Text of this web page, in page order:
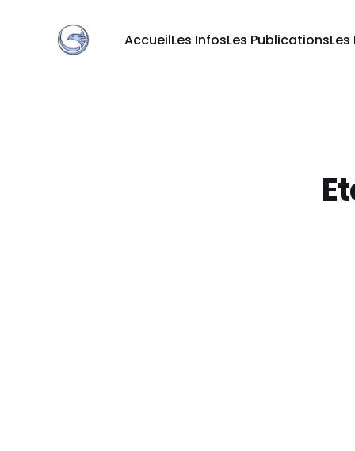
AccueilLes InfosLes Publications